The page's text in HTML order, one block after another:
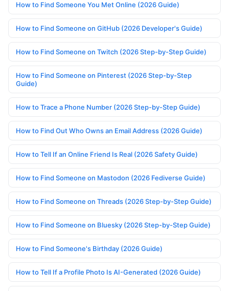
How to Find Someone You Met Online (2026 Guide)
How to Find Someone on GitHub (2026 Developer's Guide)
How to Find Someone on Twitch (2026 Step-by-Step Guide)
How to Find Someone on Pinterest (2026 Step-by-Step
Guide)
How to Trace a Phone Number (2026 Step-by-Step Guide)
How to Find Out Who Owns an Email Address (2026 Guide)
How to Tell If an Online Friend Is Real (2026 Safety Guide)
How to Find Someone on Mastodon (2026 Fediverse Guide)
How to Find Someone on Threads (2026 Step-by-Step Guide)
How to Find Someone on Bluesky (2026 Step-by-Step Guide)
How to Find Someone's Birthday (2026 Guide)
How to Tell If a Profile Photo Is AI-Generated (2026 Guide)